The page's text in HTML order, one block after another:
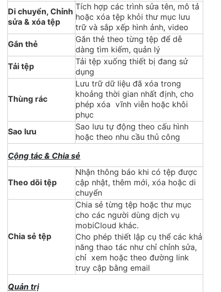
Di chuyển, Chỉnh
sửa & xóa tệp
Tích hợp các trình sửa tên, mô tả
hoặc xóa tệp khỏi thư mục lưu
trữ và sắp xếp hình ảnh, video
Gắn thẻ
Gắn thẻ theo từng tệp để dễ
dàng tìm kiếm, quản lý
Tải tệp
Tải tệp xuống thiết bị đang sử
dụng
Thùng rác
Lưu trữ dữ liệu đã xóa trong
khoảng thời gian nhất định, cho
phép xóa vĩnh viễn hoặc khôi
phục
Sao lưu
Sao lưu tự động theo cấu hình
hoặc theo nhu cầu thủ công
Cộng tác & Chia sẻ
Theo dõi tệp
Nhận thông báo khi có tệp được
cập nhật, thêm mới, xóa hoặc di
chuyển
Chia sẻ tệp
Chia sẻ từng tệp hoặc thư mục
cho các người dùng dịch vụ
mobiCloud khác.
Cho phép thiết lập cụ thể các khả
năng thao tác như chỉ chỉnh sửa,
chỉ xem hoặc theo đường link
truy cập bằng email
Quản trị